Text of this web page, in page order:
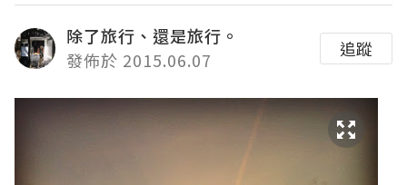
除了旅行、還是旅行。
發佈於 2015.06.07
追蹤